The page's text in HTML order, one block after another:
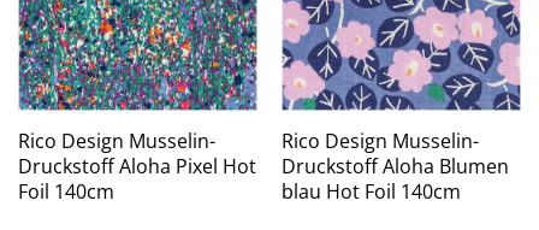
Rico Design Musselin-
Druckstoff Aloha Pixel Hot
Foil 140cm
Rico Design Musselin-
Druckstoff Aloha Blumen
blau Hot Foil 140cm